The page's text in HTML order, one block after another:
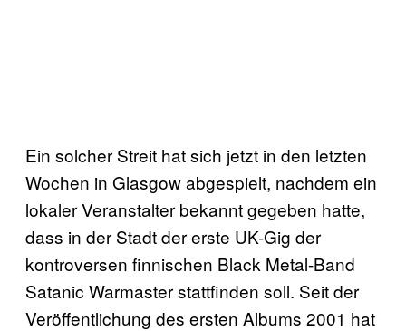
Ein solcher Streit hat sich jetzt in den letzten
Wochen in Glasgow abgespielt, nachdem ein
lokaler Veranstalter bekannt gegeben hatte,
dass in der Stadt der erste UK-Gig der
kontroversen finnischen Black Metal-Band
Satanic Warmaster stattfinden soll. Seit der
Veröffentlichung des ersten Albums 2001 hat